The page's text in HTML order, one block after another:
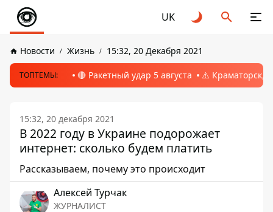
UK
Новости Жизнь 15:32, 20 Декабря 2021
ТОПТЕМЫ: 🔴 Ракетный удар 5 августа ⚠️ Краматорск,
15:32, 20 декабря 2021
В 2022 году в Украине подорожает
интернет: сколько будем платить
Рассказываем, почему это происходит
Алексей Турчак
ЖУРНАЛИСТ